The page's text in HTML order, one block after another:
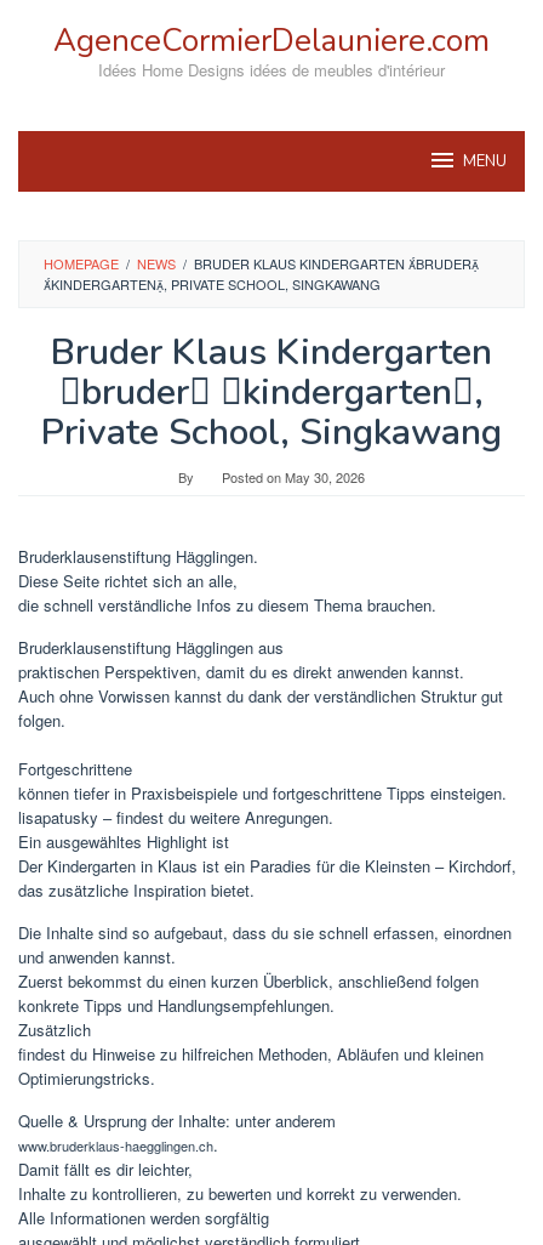
AgenceCormierDelauniere.com
Idées Home Designs idées de meubles d'intérieur
MENU
HOMEPAGE / NEWS / BRUDER KLAUS KINDERGARTEN BRUDER
KINDERGARTEN, PRIVATE SCHOOL, SINGKAWANG
Bruder Klaus Kindergarten
bruder kindergarten,
Private School, Singkawang
By Posted onMay 30, 2026
Bruderklausenstiftung Hägglingen.
Diese Seite richtet sich an alle,
die schnell verständliche Infos zu diesem Thema brauchen.
Bruderklausenstiftung Hägglingen aus
praktischen Perspektiven, damit du es direkt anwenden kannst.
Auch ohne Vorwissen kannst du dank der verständlichen Struktur gut
folgen.
Fortgeschrittene
können tiefer in Praxisbeispiele und fortgeschrittene Tipps einsteigen.
lisapatusky – findest du weitere Anregungen.
Ein ausgewähltes Highlight ist
Der Kindergarten in Klaus ist ein Paradies für die Kleinsten – Kirchdorf,
das zusätzliche Inspiration bietet.
Die Inhalte sind so aufgebaut, dass du sie schnell erfassen, einordnen
und anwenden kannst.
Zuerst bekommst du einen kurzen Überblick, anschließend folgen
konkrete Tipps und Handlungsempfehlungen.
Zusätzlich
findest du Hinweise zu hilfreichen Methoden, Abläufen und kleinen
Optimierungstricks.
Quelle & Ursprung der Inhalte: unter anderem
www.bruderklaus-haegglingen.ch.
Damit fällt es dir leichter,
Inhalte zu kontrollieren, zu bewerten und korrekt zu verwenden.
Alle Informationen werden sorgfältig